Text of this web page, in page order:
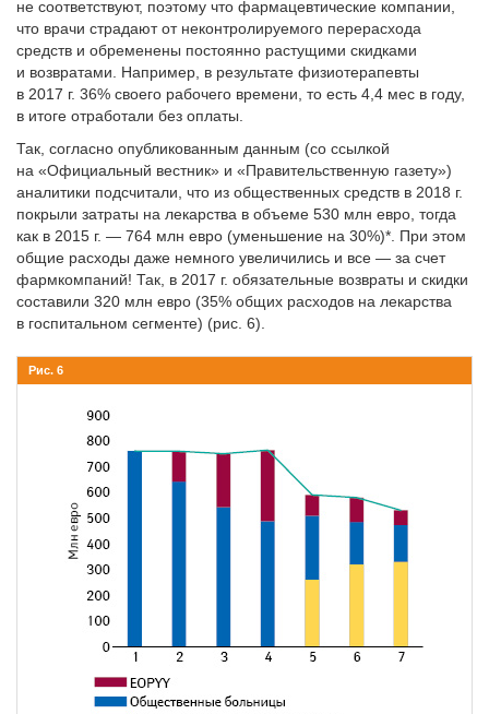
не соответствуют, поэтому что фармацевтические компании,
что врачи страдают от неконтролируемого перерасхода
средств и обременены постоянно растущими скидками
и возвратами. Например, в результате физиотерапевты
в 2017 г. 36% своего рабочего времени, то есть 4,4 мес в году,
в итоге отработали без оплаты.
Так, согласно опубликованным данным (со ссылкой
на «Официальный вестник» и «Правительственную газету»)
аналитики подсчитали, что из общественных средств в 2018 г.
покрыли затраты на лекарства в объеме 530 млн евро, тогда
как в 2015 г. — 764 млн евро (уменьшение на 30%)*. При этом
общие расходы даже немного увеличились и все — за счет
фармкомпаний! Так, в 2017 г. обязательные возвраты и скидки
составили 320 млн евро (35% общих расходов на лекарства
в госпитальном сегменте) (рис. 6).
Рис. 6